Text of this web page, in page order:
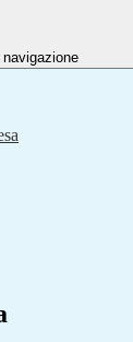
navigazione